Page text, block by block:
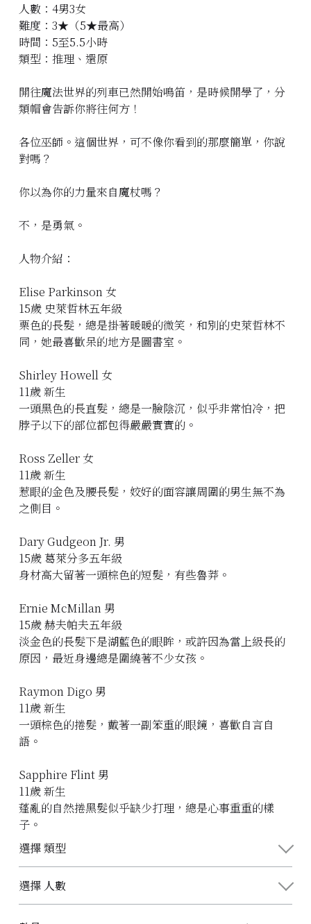
人數：4男3女
難度：3★（5★最高）
時間：5至5.5小時
類型：推理、還原
開往魔法世界的列車已然開始鳴笛，是時候開學了，分
類帽會告訴你將往何方！
各位巫師。這個世界，可不像你看到的那麼簡單，你說
對嗎？
你以為你的力量來自魔杖嗎？
不，是勇氣。
人物介紹：
Elise Parkinson 女
15歲 史萊哲林五年級
栗色的長髮，總是掛著暖暖的微笑，和別的史萊哲林不
同，她最喜歡呆的地方是圖書室。
Shirley Howell 女
11歲 新生
一頭黑色的長直髮，總是一臉陰沉，似乎非常怕冷，把
脖子以下的部位都包得嚴嚴實實的。
Ross Zeller 女
11歲 新生
惹眼的金色及腰長髮，姣好的面容讓周圍的男生無不為
之側目。
Dary Gudgeon Jr. 男
15歲 葛萊分多五年級
身材高大留著一頭棕色的短髮，有些魯莽。
Ernie McMillan 男
15歲 赫夫帕夫五年級
淡金色的長髮下是湖藍色的眼眸，或許因為當上級長的
原因，最近身邊總是圍繞著不少女孩。
Raymon Digo 男
11歲 新生
一頭棕色的捲髮，戴著一副笨重的眼鏡，喜歡自言自
語。
Sapphire Flint 男
11歲 新生
蓬亂的自然捲黑髮似乎缺少打理，總是心事重重的樣
子。
選擇 類型
選擇 人數